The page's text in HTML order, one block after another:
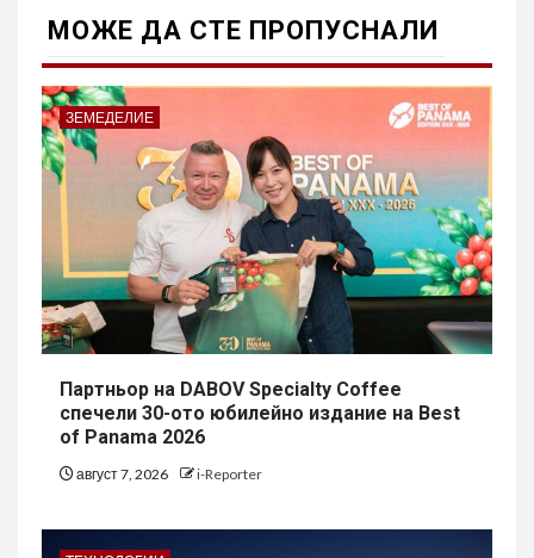
МОЖE ДА СТЕ ПРОПУСНАЛИ
ЗЕМЕДЕЛИЕ
Партньор на DABOV Specialty Coffee
спечели 30-ото юбилейно издание на Best
of Panama 2026
август 7, 2026 i-Reporter